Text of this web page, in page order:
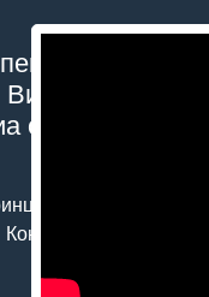
Видео
о нас
театра
Контакты